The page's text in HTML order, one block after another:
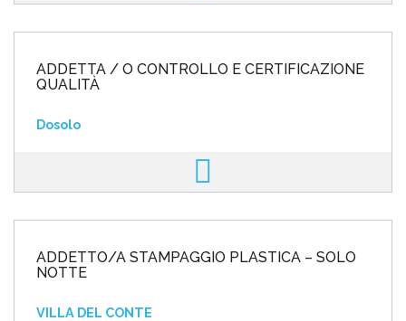
ADDETTA / O CONTROLLO E CERTIFICAZIONE
QUALITÀ
Dosolo
ADDETTO/A STAMPAGGIO PLASTICA – SOLO
NOTTE
VILLA DEL CONTE